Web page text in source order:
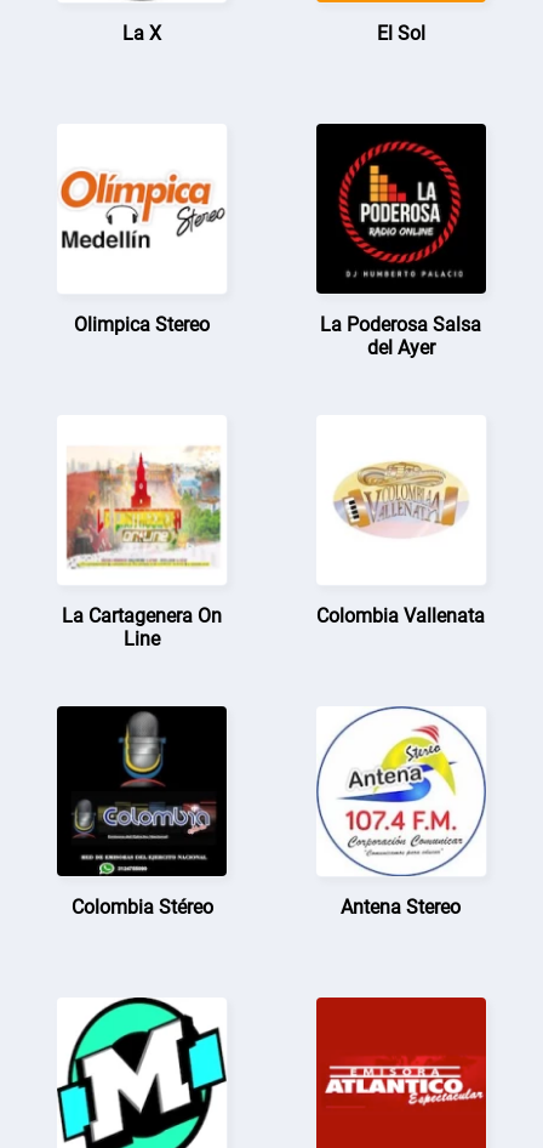
La X El Sol
Olimpica Stereo
La Poderosa Salsa
del Ayer
La Cartagenera On
Line
Colombia Vallenata
Colombia Stéreo Antena Stereo